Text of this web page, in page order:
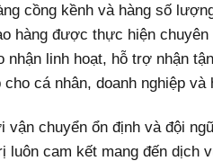
cồng kềnh và hàng số
hàng được thực hiện
nhận linh hoạt, hỗ trợ nhận
cá nhân, doanh nghiệp
vận chuyển ổn định và đội
luôn cam kết mang đến